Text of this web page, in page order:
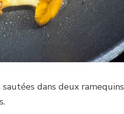
dans deux ramequins